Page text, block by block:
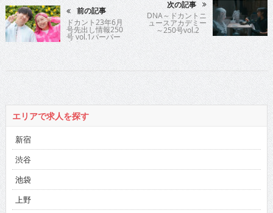
前の記事
ドカント23年6月
号先出し情報250
号 vol.1パーパー
さん
次の記事
DNA～ドカントニ
ュースアカデミー
～250号vol.2
エリアで求人を探す
新宿
渋谷
池袋
上野